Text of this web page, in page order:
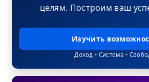
целям. Построим ваш
Изучить
Доход • Система •